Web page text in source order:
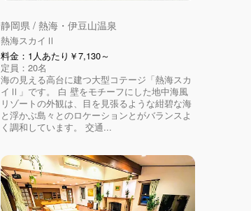
静岡県 / 熱海・伊豆山温泉
熱海スカイⅡ
料金：1人あたり￥7,130～
定員：20名
海の見える高台に建つ大型コテージ「熱海スカ
イⅡ」です。 白 壁をモチーフにした地中海風
リゾートの外観は、目を見張るような紺碧な海
と浮かぶ島々とのロケーションとがバランスよ
く調和しています。 交通...